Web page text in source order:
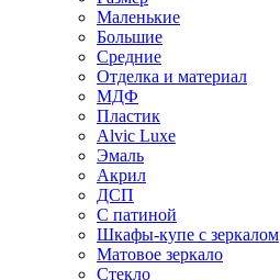
Маленькие
Большие
Средние
Отделка и материал
МДФ
Пластик
Alvic Luxe
Эмаль
Акрил
ДСП
С патиной
Шкафы-купе с зеркалом
Матовое зеркало
Стекло